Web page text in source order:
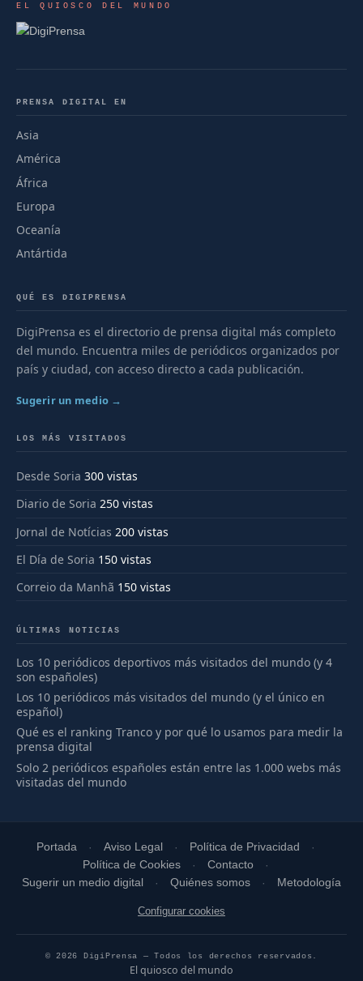
EL QUIOSCO DEL MUNDO
PRENSA DIGITAL EN
Asia
América
África
Europa
Oceanía
Antártida
QUÉ ES DIGIPRENSA
DigiPrensa es el directorio de prensa digital más completo
del mundo. Encuentra miles de periódicos organizados por
país y ciudad, con acceso directo a cada publicación.
Sugerir un medio →
LOS MÁS VISITADOS
Desde Soria 300 vistas
Diario de Soria 250 vistas
Jornal de Notícias 200 vistas
El Día de Soria 150 vistas
Correio da Manhã 150 vistas
ÚLTIMAS NOTICIAS
Los 10 periódicos deportivos más visitados del mundo (y 4
son españoles)
Los 10 periódicos más visitados del mundo (y el único en
español)
Qué es el ranking Tranco y por qué lo usamos para medir la
prensa digital
Solo 2 periódicos españoles están entre las 1.000 webs más
visitadas del mundo
Portada Aviso Legal
Política de Privacidad
Política de Cookies
Contacto
Sugerir un medio digital
Quiénes somos Metodología
Configurar cookies
© 2026 DigiPrensa — Todos los derechos reservados.
El quiosco del mundo